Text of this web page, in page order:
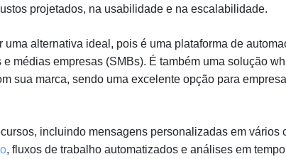
projetados, na usabilidade e na escalabilidade.
uma alternativa ideal, pois é uma plataforma de
médias empresas (SMBs). É também uma solução
sua marca, sendo uma excelente opção para
incluindo mensagens personalizadas em vários
, fluxos de trabalho automatizados e análises em